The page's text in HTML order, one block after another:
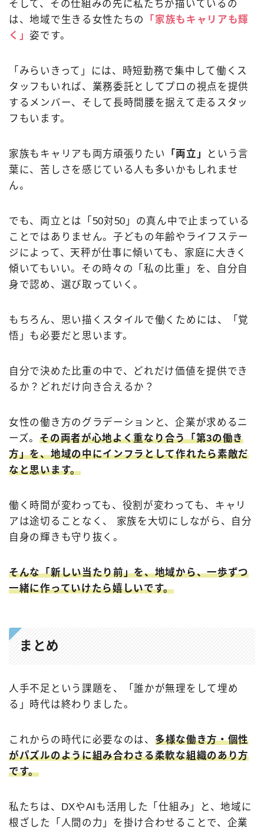
そして、その仕組みの先に私たちが描いているの
は、地域で生きる女性たちの
「家族もキャリアも輝
く」姿です。
「みらいきって」には、時短勤務で集中して働くス
タッフもいれば、業務委託としてプロの視点を提供
するメンバー、そして長時間腰を据えて走るスタッ
フもいます。
家族もキャリアも両方頑張りたい 「両立」
という言
葉に、苦しさを感じている人も多いかもしれませ
ん。
でも、両立とは「50対50」の真ん中で止まっている
ことではありません。子どもの年齢やライフステー
ジによって、天秤が仕事に傾いても、家庭に大きく
傾いてもいい。その時々の「私の比重」を、自分自
身で認め、選び取っていく。
もちろん、思い描くスタイルで働くためには、「覚
悟」も必要だと思います。
自分で決めた比重の中で、どれだけ価値を提供でき
るか？どれだけ向き合えるか？
女性の働き方のグラデーションと、企業が求めるニ
ーズ。その両者が心地よく重なり合う「第3の働き
方」を、地域の中にインフラとして作れたら素敵だ
なと思います。
働く時間が変わっても、役割が変わっても、キャリ
アは途切ることなく、 家族を大切にしながら、自分
自身の輝きも守り抜く。
そんな「新しい当たり前」を、地域から、一歩ずつ
一緒に作っていけたら嬉しいです。
まとめ
人手不足という課題を、「誰かが無理をして埋め
る」時代は終わりました。
これからの時代に必要なのは、 多様な働き方・個性
がパズルのように組み合わさる柔軟な組織のあり方
です。
私たちは、DXやAIも活用した「仕組み」と、地域に
根ざした「人間の力」を掛け合わせることで、企業